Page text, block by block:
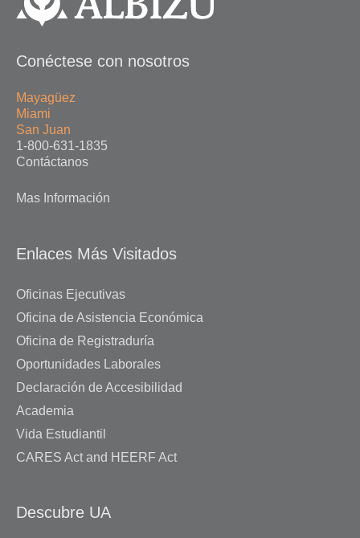
Conéctese con nosotros
Mayagüez
Miami
San Juan
1-800-631-1835
Contáctanos
Mas Información
Enlaces Más Visitados
Oficinas Ejecutivas
Oficina de Asistencia Económica
Oficina de Registraduría
Oportunidades Laborales
Declaración de Accesibilidad
Academia
Vida Estudiantil
CARES Act and HEERF Act
Descubre UA